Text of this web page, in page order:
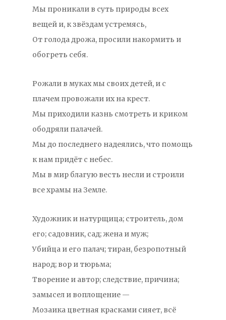
Мы проникали в суть природы всех
вещей и, к звёздам устремясь,
От голода дрожа, просили накормить и
обогреть себя.
Рожали в муках мы своих детей, и с
плачем провожали их на крест.
Мы приходили казнь смотреть и криком
ободряли палачей.
Мы до последнего надеялись, что помощь
к нам придёт с небес.
Мы в мир благую весть несли и строили
все храмы на Земле.
Художник и натурщица; строитель, дом
его; садовник, сад; жена и муж;
Убийца и его палач; тиран, безропотный
народ; вор и тюрьма;
Творение и автор; следствие, причина;
замысел и воплощение —
Мозаика цветная красками сияет, всё